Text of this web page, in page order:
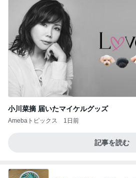
小川菜摘 届いたマイケルグッズ
Amebaトピックス 1日前
記事を読む